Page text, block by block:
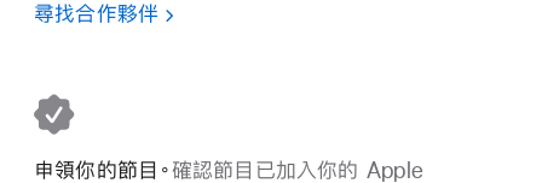
尋找合作夥伴
申領你的節目。確認節目已加入你的 Apple